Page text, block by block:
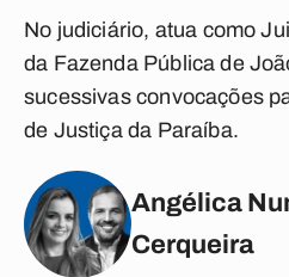
No judiciário, atua como
da Fazenda Pública de
sucessivas convocações
de Justiça da Paraíba.
Angélica
Cerqueira